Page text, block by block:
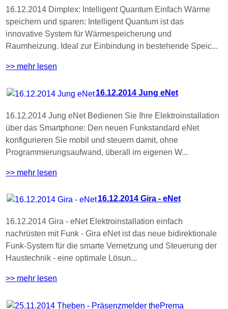
16.12.2014 Dimplex: Intelligent Quantum Einfach Wärme
speichern und sparen: Intelligent Quantum ist das
innovative System für Wärmespeicherung und
Raumheizung. Ideal zur Einbindung in bestehende Speic...
>> mehr lesen
16.12.2014 Jung eNet
16.12.2014 Jung eNet Bedienen Sie Ihre Elektroinstallation
über das Smartphone: Den neuen Funkstandard eNet
konfigurieren Sie mobil und steuern damit, ohne
Programmierungsaufwand, überall im eigenen W...
>> mehr lesen
16.12.2014 Gira - eNet
16.12.2014 Gira - eNet Elektroinstallation einfach
nachrüsten mit Funk - Gira eNet ist das neue bidirektionale
Funk-System für die smarte Vernetzung und Steuerung der
Haustechnik - eine optimale Lösun...
>> mehr lesen